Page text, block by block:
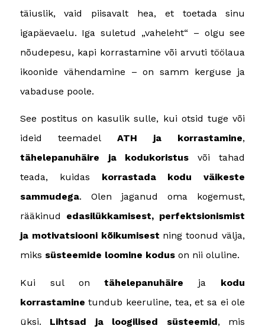
täiuslik, vaid piisavalt hea, et toetada sinu
igapäevaelu. Iga suletud „vaheleht“ – olgu see
nõudepesu, kapi korrastamine või arvuti töölaua
ikoonide vähendamine – on samm kerguse ja
vabaduse poole.
See postitus on kasulik sulle, kui otsid tuge või
ideid teemadel ATH ja korrastamine,
tähelepanuhäire ja kodukoristus või tahad
teada, kuidas korrastada kodu väikeste
sammudega. Olen jaganud oma kogemust,
rääkinud edasilükkamisest, perfektsionismist
ja motivatsiooni kõikumisest ning toonud välja,
miks süsteemide loomine koduson nii oluline.
Kui sul ontähelepanuhäire ja kodu
korrastamine tundub keeruline, tea, et sa ei ole
üksi. Lihtsad ja loogilised süsteemid, mis